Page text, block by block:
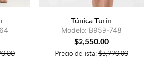
Túnica Turín
Modelo: B959-748
$2,550.00
Precio de lista:$3,990.00